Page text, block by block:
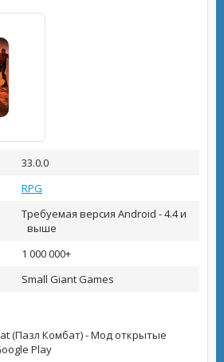
33.0.0
RPG
Требуемая версия Android - 4.4 и
выше
1 000 000+
Small Giant Games
(Пазл Комбат) - Мод открытые
Play